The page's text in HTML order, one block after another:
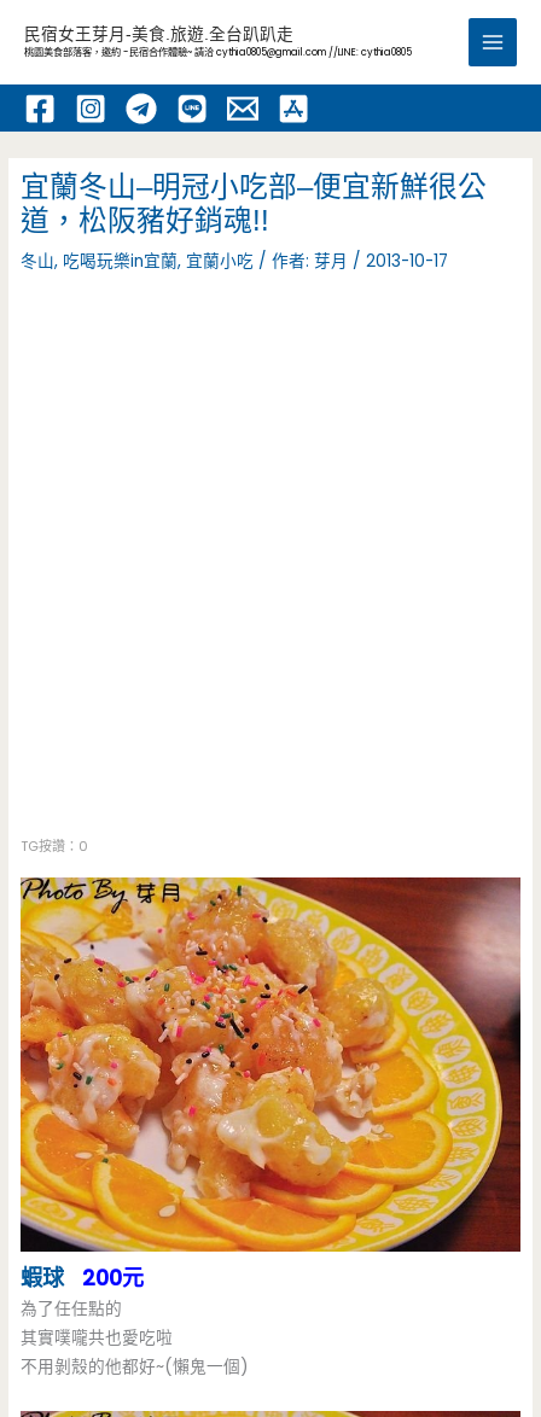
內
民宿女王芽月-美食.旅遊.全台趴趴走
桃園美食部落客，邀約 -民宿合作體驗~ 請洽cythia0805@gmail.com //LINE: cythia0805
Main
宜蘭冬山–明冠小吃部–便宜新鮮很公
道，松阪豬好銷魂!!
冬山, 吃喝玩樂in宜蘭, 宜蘭小吃 / 作者:芽月 /2013-10-17
TG按讚：0
蝦球200元
為了任任點的
其實噗嚨共也愛吃啦
不用剝殼的他都好~(懶鬼一個)